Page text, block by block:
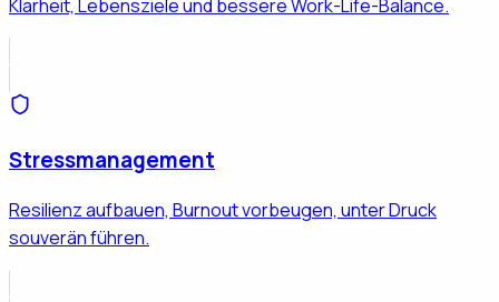
Klarheit, Lebensziele und bessere Work-Life-Balance.
Stressmanagement
Resilienz aufbauen, Burnout vorbeugen, unter Druck
souverän führen.